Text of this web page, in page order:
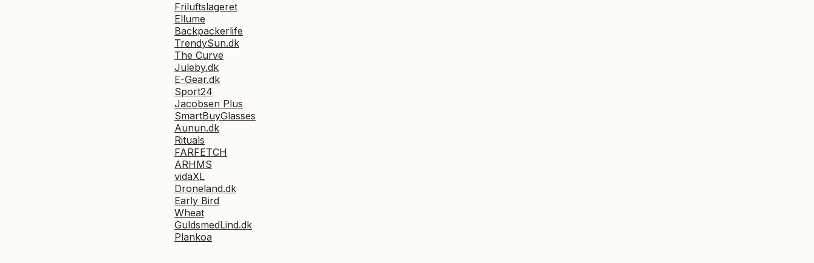
Friluftslageret
Ellume
Backpackerlife
TrendySun.dk
The Curve
Juleby.dk
E-Gear.dk
Sport24
Jacobsen Plus
SmartBuyGlasses
Aunun.dk
Rituals
FARFETCH
ARHMS
vidaXL
Droneland.dk
Early Bird
Wheat
GuldsmedLind.dk
Plankoa